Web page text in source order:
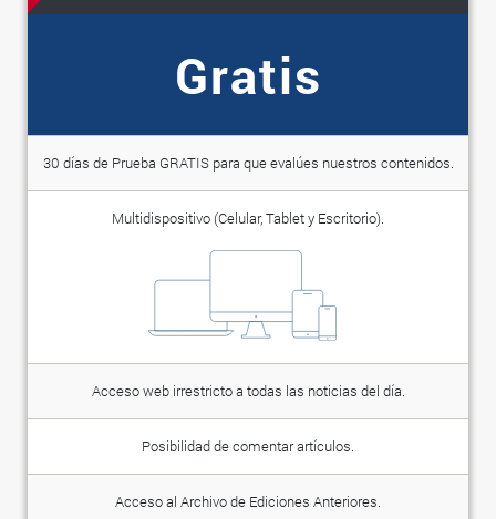
Gratis
30 días de Prueba GRATIS para que evalúes nuestros contenidos.
Multidispositivo (Celular, Tablet y Escritorio).
Acceso web irrestricto a todas las noticias del día.
Posibilidad de comentar artículos.
Acceso al Archivo de Ediciones Anteriores.